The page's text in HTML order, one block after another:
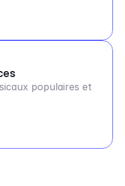
populaires et